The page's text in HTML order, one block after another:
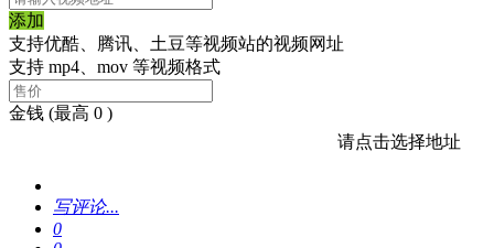
添加
支持优酷、腾讯、土豆等视频站的视频网址
支持 mp4、mov 等视频格式
金钱 (最高 0 )
请点击选择地址
写评论...
0